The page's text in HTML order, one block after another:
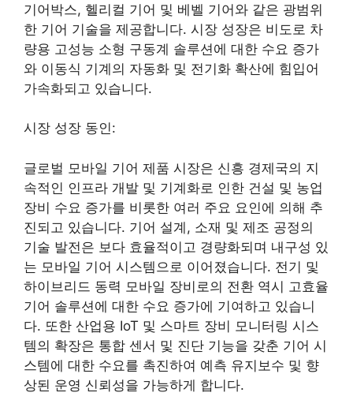
기어박스, 헬리컬 기어 및 베벨 기어와 같은 광범위
한 기어 기술을 제공합니다. 시장 성장은 비도로 차
량용 고성능 소형 구동계 솔루션에 대한 수요 증가
와 이동식 기계의 자동화 및 전기화 확산에 힘입어
가속화되고 있습니다.
시장 성장 동인:
글로벌 모바일 기어 제품 시장은 신흥 경제국의 지
속적인 인프라 개발 및 기계화로 인한 건설 및 농업
장비 수요 증가를 비롯한 여러 주요 요인에 의해 추
진되고 있습니다. 기어 설계, 소재 및 제조 공정의
기술 발전은 보다 효율적이고 경량화되며 내구성 있
는 모바일 기어 시스템으로 이어졌습니다. 전기 및
하이브리드 동력 모바일 장비로의 전환 역시 고효율
기어 솔루션에 대한 수요 증가에 기여하고 있습니
다. 또한 산업용 IoT 및 스마트 장비 모니터링 시스
템의 확장은 통합 센서 및 진단 기능을 갖춘 기어 시
스템에 대한 수요를 촉진하여 예측 유지보수 및 향
상된 운영 신뢰성을 가능하게 합니다.